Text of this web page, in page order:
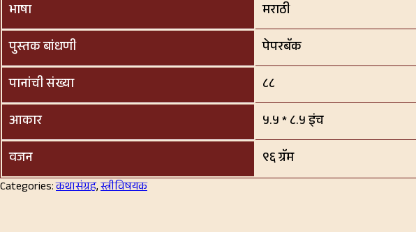
भाषा
मराठी
पुस्तक बांधणी
पेपरबॅक
पानांची संख्या
८८
आकार
५.५ * ८.५ इंच
वजन
९६ ग्रॅम
Categories:कथासंग्रह,स्त्रीविषयक